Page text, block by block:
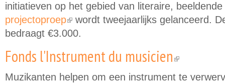
initiatieven op het gebied van literaire,
projectoproep(link is external)
wordt tweejaarlijks gelanceerd.
bedraagt €3.000.
Fonds l'Instrument du musicien(link is
Muzikanten helpen om een instrument te